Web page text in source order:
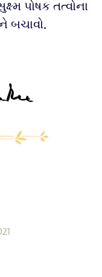
પોષક તત્વોના
બચાવો.